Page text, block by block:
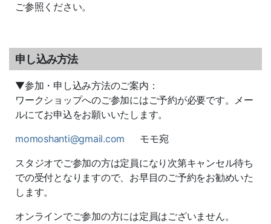
ご参照ください。
申し込み方法
▼参加・申し込み方法のご案内：
ワークショップへのご参加にはご予約が必要です。メー
ルにてお申込をお願いいたします。
momoshanti@gmail.com モモ宛
スタジオでご参加の方は定員になり次第キャンセル待ち
での受付となりますので、お早目のご予約をお勧めいた
します。
オンラインでご参加の方には定員はございません。